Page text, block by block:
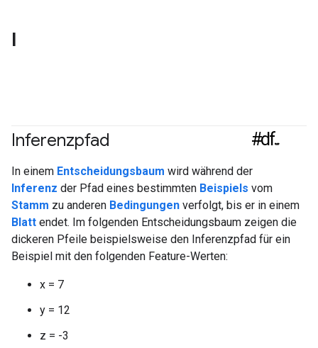
Inferenzpfad #df
In einem Entscheidungsbaum wird während der
Inferenz der Pfad eines bestimmten Beispiels vom
Stamm zu anderen Bedingungen verfolgt, bis er in einem
Blatt endet. Im folgenden Entscheidungsbaum zeigen die
dickeren Pfeile beispielsweise den Inferenzpfad für ein
Beispiel mit den folgenden Feature-Werten:
x = 7
y = 12
z = -3